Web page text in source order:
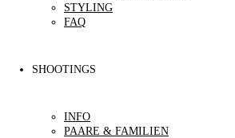
STYLING
FAQ
SHOOTINGS
INFO
PAARE & FAMILIEN